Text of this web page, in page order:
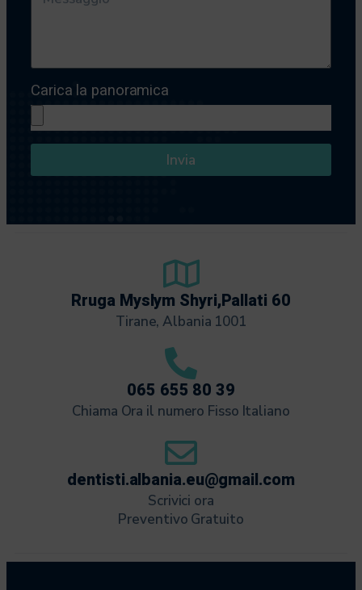
Carica la panoramica
Invia
Rruga Myslym Shyri,Pallati 60
Tirane, Albania 1001
065 655 80 39
Chiama Ora il numero Fisso Italiano
dentisti.albania.eu@gmail.com
Scrivici ora
Preventivo Gratuito